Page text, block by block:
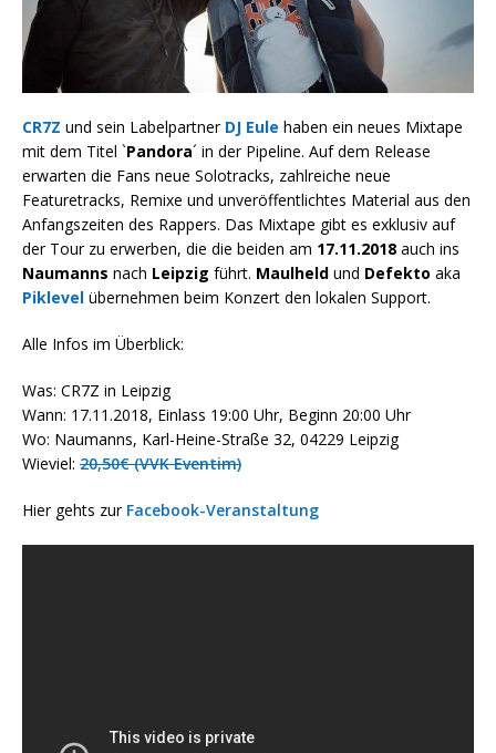
CR7Z und sein Labelpartner DJ Eule haben ein neues Mixtape
mit dem Titel `Pandora´ in der Pipeline. Auf dem Release
erwarten die Fans neue Solotracks, zahlreiche neue
Featuretracks, Remixe und unveröffentlichtes Material aus den
Anfangszeiten des Rappers. Das Mixtape gibt es exklusiv auf
der Tour zu erwerben, die die beiden am 17.11.2018 auch ins
Naumanns nach Leipzig führt. Maulheld und Defekto aka
Piklevel übernehmen beim Konzert den lokalen Support.
Alle Infos im Überblick:
Was: CR7Z in Leipzig
Wann: 17.11.2018, Einlass 19:00 Uhr, Beginn 20:00 Uhr
Wo: Naumanns, Karl-Heine-Straße 32, 04229 Leipzig
Wieviel: 20,50€ (VVK Eventim)
Hier gehts zur Facebook-Veranstaltung